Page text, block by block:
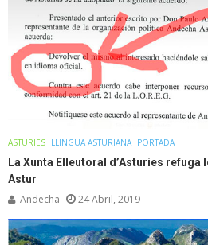
ASTURIES LLINGUA ASTURIANA PORTADA
La Xunta Elleutoral d’Asturies refuga
Astur
Andecha 24 Abril, 2019